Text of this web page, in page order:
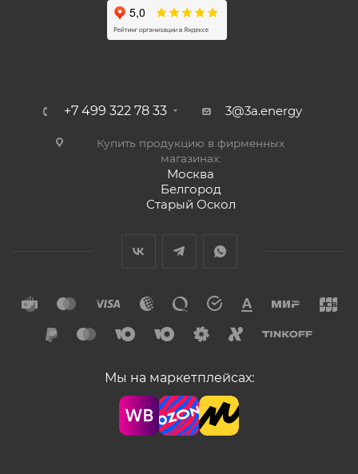
+7 499 322 78 33 3@3a.energy
Купить продукцию в фирменных
магазинах:
Москва
Белгород
Старый Оскол
Мы на маркетплейсах: